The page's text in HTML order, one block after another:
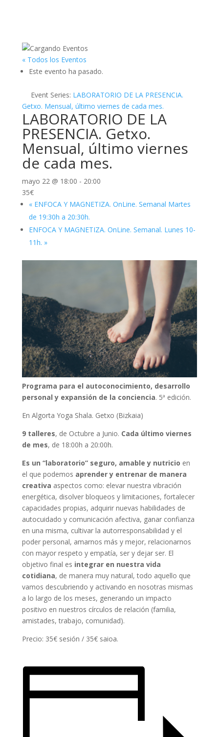
« Todos los Eventos
Este evento ha pasado.
Event Series: LABORATORIO DE LA PRESENCIA.
Getxo. Mensual, último viernes de cada mes.
LABORATORIO DE LA
PRESENCIA. Getxo.
Mensual, último viernes
de cada mes.
mayo 22 @ 18:00 - 20:00
35€
«ENFOCA Y MAGNETIZA. OnLine. Semanal Martes
de 19:30h a 20:30h.
ENFOCA Y MAGNETIZA. OnLine. Semanal. Lunes 10-
11h. »
Programa para el autoconocimiento, desarrollo
personal y expansión de la conciencia. 5ª edición.
En Algorta Yoga Shala. Getxo (Bizkaia)
9 talleres, de Octubre a Junio. Cada último viernes
de mes, de 18:00h a 20:00h.
Es un “laboratorio” seguro, amable y nutricio en
el que podemos aprender y entrenar de manera
creativa aspectos como: elevar nuestra vibración
energética, disolver bloqueos y limitaciones, fortalecer
capacidades propias, adquirir nuevas habilidades de
autocuidado y comunicación afectiva, ganar confianza
en una misma, cultivar la autorresponsabilidad y el
poder personal, amarnos más y mejor, relacionarnos
con mayor respeto y empatía, ser y dejar ser. El
objetivo final es integrar en nuestra vida
cotidiana, de manera muy natural, todo aquello que
vamos descubriendo y activando en nosotras mismas
a lo largo de los meses, generando un impacto
positivo en nuestros círculos de relación (familia,
amistades, trabajo, comunidad).
Precio: 35€ sesión / 35€ saioa.